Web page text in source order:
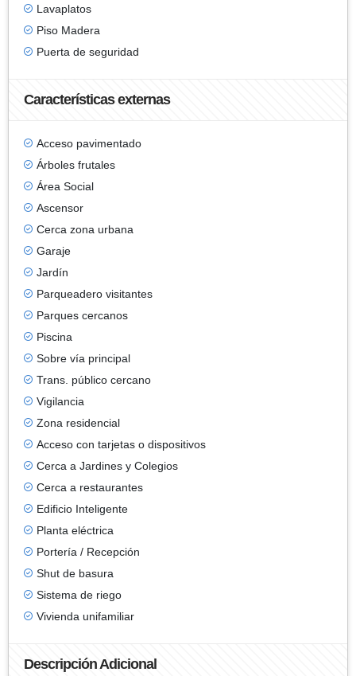
Lavaplatos
Piso Madera
Puerta de seguridad
Características externas
Acceso pavimentado
Árboles frutales
Área Social
Ascensor
Cerca zona urbana
Garaje
Jardín
Parqueadero visitantes
Parques cercanos
Piscina
Sobre vía principal
Trans. público cercano
Vigilancia
Zona residencial
Acceso con tarjetas o dispositivos
Cerca a Jardines y Colegios
Cerca a restaurantes
Edificio Inteligente
Planta eléctrica
Portería / Recepción
Shut de basura
Sistema de riego
Vivienda unifamiliar
Descripción Adicional